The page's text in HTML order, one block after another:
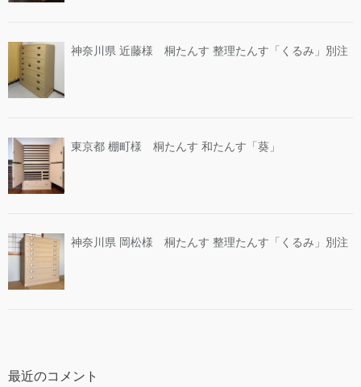
神奈川県 近藤様 桐たんす 整理たんす「くるみ」別注
東京都 棚町様 桐たんす 和たんす「葵」
神奈川県 岡松様 桐たんす 整理たんす「くるみ」別注
最近のコメント